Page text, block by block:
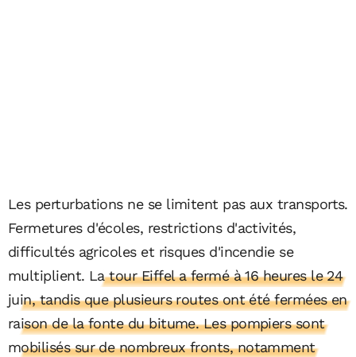
Les perturbations ne se limitent pas aux transports.
Fermetures d'écoles, restrictions d'activités,
difficultés agricoles et risques d'incendie se
multiplient. La tour Eiffel a fermé à 16 heures le 24
juin, tandis que plusieurs routes ont été fermées en
raison de la fonte du bitume. Les pompiers sont
mobilisés sur de nombreux fronts, notamment